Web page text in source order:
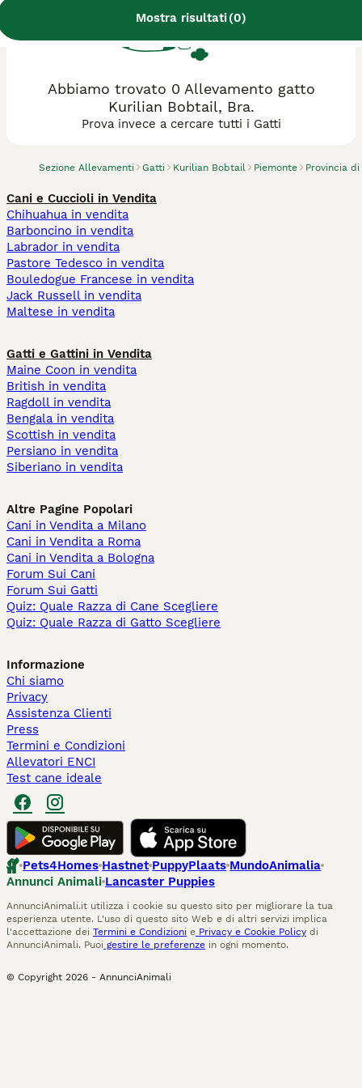
Mostra risultati(0)
Sezione Allevamenti Gatti Kurilian Bobtail Piemonte Provincia di
Abbiamo trovato 0 Allevamento gatto
Kurilian Bobtail, Bra.
Prova invece a cercare tutti i Gatti
Cani e Cuccioli in Vendita
Chihuahua in vendita
Barboncino in vendita
Labrador in vendita
Pastore Tedesco in vendita
Bouledogue Francese in vendita
Jack Russell in vendita
Maltese in vendita
Gatti e Gattini in Vendita
Maine Coon in vendita
British in vendita
Ragdoll in vendita
Bengala in vendita
Scottish in vendita
Persiano in vendita
Siberiano in vendita
Altre Pagine Popolari
Cani in Vendita a Milano
Cani in Vendita a Roma
Cani in Vendita a Bologna
Forum Sui Cani
Forum Sui Gatti
Quiz: Quale Razza di Cane Scegliere
Quiz: Quale Razza di Gatto Scegliere
Informazione
Chi siamo
Privacy
Assistenza Clienti
Press
Termini e Condizioni
Allevatori ENCI
Test cane ideale
Pets4Homes Hastnet PuppyPlaats MundoAnimalia
Annunci Animali Lancaster Puppies
AnnunciAnimali.it utilizza i cookie su questo sito per migliorare la tua
esperienza utente. L'uso di questo sito Web e di altri servizi implica
l'accettazione dei Termini e Condizioni e Privacy e Cookie Policy di
AnnunciAnimali. Puoi gestire le preferenze in ogni momento.
© Copyright 2026 - AnnunciAnimali